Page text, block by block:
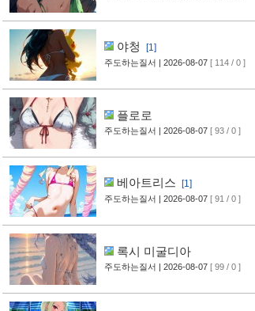
야청 [1]
주도하는질서 | 2026-08-07 [ 114 / 0 ]
플로로
주도하는질서 | 2026-08-07 [ 93 / 0 ]
베아트리스 [1]
주도하는질서 | 2026-08-07 [ 91 / 0 ]
록시 미굴디아
주도하는질서 | 2026-08-07 [ 99 / 0 ]